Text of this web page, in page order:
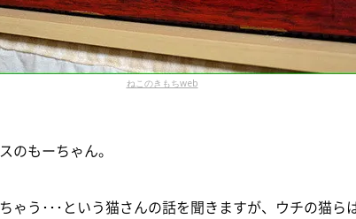
ねこのきもちweb
のもーちゃん。
ゃう･･･という猫さんの話を聞きますが、ウチの猫ら